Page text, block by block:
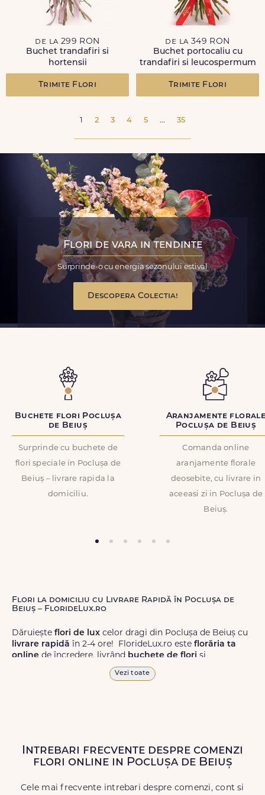
de la 299 RON
Buchet trandafiri si
hortensii
Trimite Flori
de la 349 RON
Buchet portocaliu cu
trandafiri si leucospermum
Trimite Flori
1 2 3 4 5 ... 35
Flori de vara in tendinte
Surprinde-o cu energia sezonului estival
Descopera Colectia!
Buchete flori Poclușa
de Beiuș
Surprinde cu buchete de
flori speciale in Poclușa de
Beiuș – livrare rapida la
domiciliu.
Aranjamente
Poclușa de Beiuș
Comanda online
aranjamente florale
deosebite, cu livrare in
aceeasi zi in Poclușa de
Beiuș.
Flori la domiciliu cu Livrare Rapidă în Poclușa de
Beiuș – FlorideLux.ro
Dăruiește flori de lux celor dragi din Poclușa de Beiuș cu
livrare rapidă în 2-4 ore! FlorideLux.ro este florăria ta
online de încredere, livrând buchete de flori și
de calitate superioară în Poclușa de
Beiuș și în toată România.
Livrăm buchete de flori chiar și înweekend , pentru ca tu
Vezi toate
Intrebari frecvente despre comenzi
flori online in Poclușa de Beiuș
Cele mai frecvente intrebari despre comenzi, cont si